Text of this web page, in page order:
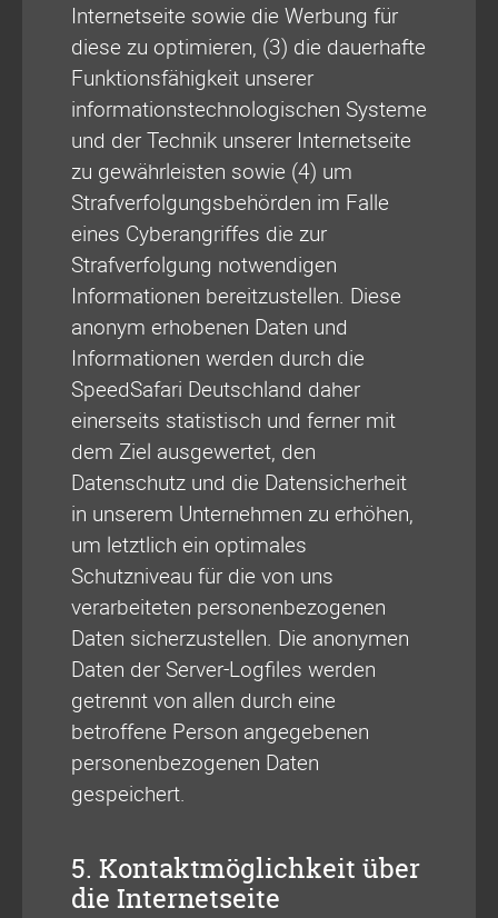
Internetseite sowie die Werbung für
diese zu optimieren, (3) die dauerhafte
Funktionsfähigkeit unserer
informationstechnologischen Systeme
und der Technik unserer Internetseite
zu gewährleisten sowie (4) um
Strafverfolgungsbehörden im Falle
eines Cyberangriffes die zur
Strafverfolgung notwendigen
Informationen bereitzustellen. Diese
anonym erhobenen Daten und
Informationen werden durch die
SpeedSafari Deutschland daher
einerseits statistisch und ferner mit
dem Ziel ausgewertet, den
Datenschutz und die Datensicherheit
in unserem Unternehmen zu erhöhen,
um letztlich ein optimales
Schutzniveau für die von uns
verarbeiteten personenbezogenen
Daten sicherzustellen. Die anonymen
Daten der Server-Logfiles werden
getrennt von allen durch eine
betroffene Person angegebenen
personenbezogenen Daten
gespeichert.
5. Kontaktmöglichkeit über
die Internetseite